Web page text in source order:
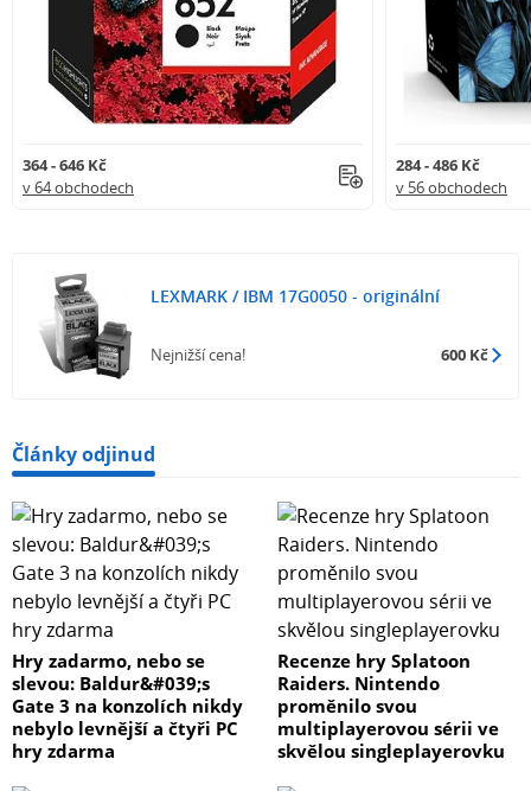
364 - 646 Kč
v 64 obchodech
284 - 486 Kč
v 56 obchodech
LEXMARK / IBM 17G0050 - originální
Nejnižší cena! 600 Kč
Články odjinud
Hry zadarmo, nebo se
slevou: Baldur&#039;s
Gate 3 na konzolích nikdy
nebylo levnější a čtyři PC
hry zdarma
Recenze hry Splatoon
Raiders. Nintendo
proměnilo svou
multiplayerovou sérii ve
skvělou singleplayerovku